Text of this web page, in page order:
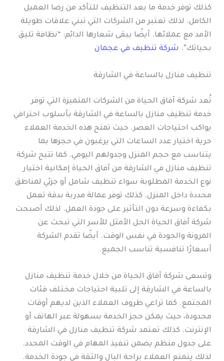
كذلك توفر خدمة ما بعد التنظيف للتأكد من رضا العميل
الكامل. لذلك تعتبر من الشركات التي تبني علاقات طويلة
الأمد مع عملائها. أيضًا يبقى شعارها الدائم: “نظافة تليق
بحياتك”. شركة تنظيف في عجمان
تنظيف منازل بالساعة في الشارقة
تُعد شركة آفاق الحياة من الشركات المتميزة التي توفر
خدمة تنظيف منازل بالساعة في الشارقة بأسلوب احترافي
يواكب احتياجات العصر. حيث تمنح هذه الخدمة العملاء
حرية اختيار عدد الساعات التي يرغبون في حجزها بما
يتناسب مع حجم المنزل وجدولهم اليومي. كما تتيح شركة
تنظيف منازل في الشارقة من آفاق الحياة إمكانية اختيار
نوع الخدمة المطلوبة سواء تنظيف شامل أو جزئي لمناطق
محددة داخل المنزل. كذلك توفر عمالة مدربة بدقة تعمل
بكفاءة وسرعة دون التأثير على جودة العمل. لذلك أصبحت
شركة آفاق الحياة الحل الأمثل للأسر التي تبحث عن
المرونة والجودة في نفس الوقت. أيضًا تقدم الشركة
أسعارًا تنافسية تناسب الجميع.
وتسعى شركة آفاق الحياة من خلال خدمة تنظيف منازل
بالساعة في الشارقة إلى تلبية احتياجات مختلف فئات
المجتمع. كما تراعي ظروف العملاء الذين لديهم أوقات
محدودة، حيث يمكن حجز الخدمة بسهولة عبر الهاتف أو
الإنترنت. كذلك تعتمد شركة تنظيف منازل في الشارقة
على جدول منظم يضمن تنفيذ المهام في الوقت المحدد.
لذلك يتمتع العملاء براحة البال والثقة في جودة الخدمة.